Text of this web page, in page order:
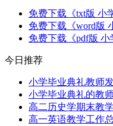
免费下载《txt版 小
免费下载《word版
免费下载《pdf版 小
今日推荐
小学毕业典礼教师
小学毕业典礼的教
高二历史学期末教
高一英语教学工作